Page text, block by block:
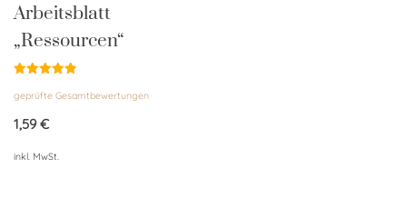
Arbeitsblatt
„Ressourcen“
mit
von 5
geprüfte Gesamtbewertungen
1,59€
inkl. MwSt.